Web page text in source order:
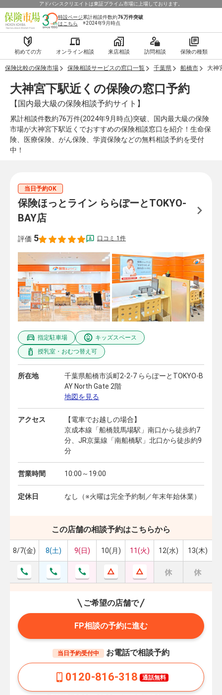
アドバンスクリエイトは東証プライム市場に上場しております。
特設ページ
はこちら
累計相談件数約76万件突破
※2024年9月時点
初めての方 オンライン相談 来店相談 訪問相談 保険の種類
保険比較の保険市場 保険相談サービスの窓口一覧 千葉県 船橋市 大神
大神宮下駅近くの保険の窓口予約
【国内最大級の保険相談予約サイト】
累計相談件数約76万件(2024年9月時点)突破、国内最大級の保険
市場が大神宮下駅近くでおすすめの保険相談窓口を紹介！生命保
険、医療保険、がん保険、学資保険などの無料相談予約を受付
中！
当日予約OK
保険ほっとライン ららぽーとTOKYO-
BAY店
評価 5 口コミ 1件
指定駐車場
キッズスペース
授乳室・おむつ替え可
所在地
千葉県船橋市浜町2-2-7 ららぽーとTOKYO-B
AY North Gate 2階
地図を見る
アクセス
【電車でお越しの場合】
京成本線「船橋競馬場駅」南口から徒歩約7
分、JR京葉線「南船橋駅」北口から徒歩約9
分
営業時間 10:00～19:00
定休日 なし（※火曜は完全予約制／年末年始休業）
この店舗の相談予約はこちらから
8/7(金) 8(土) 9(日) 10(月) 11(火) 12(水) 13(木)
ご希望の店舗で
FP相談の予約に進む
当日予約受付中 お電話で相談予約
0120-816-318 通話無料